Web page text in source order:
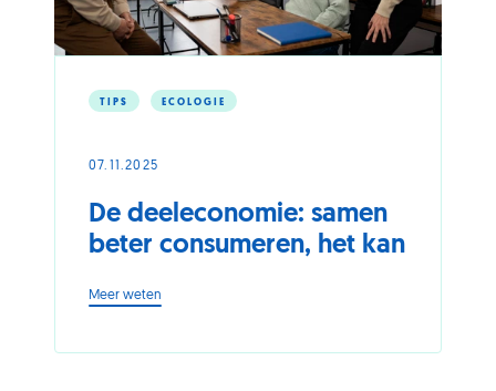
De deeleconomie: samen
beter consumeren, het kan
07.11.2025
TIPS ECOLOGIE
Meer weten
samen